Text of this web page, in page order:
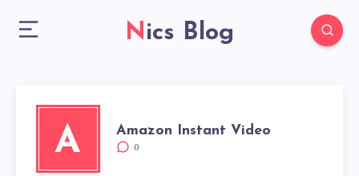
Nics Blog
A Amazon Instant Video
0